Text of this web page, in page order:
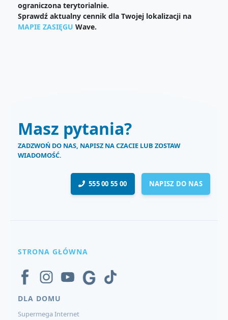
ograniczona terytorialnie.
Sprawdź aktualny cennik dla Twojej lokalizacji na
MAPIE ZASIĘGU Wave.
Masz pytania?
ZADZWOŃ DO NAS, NAPISZ NA CZACIE LUB ZOSTAW
WIADOMOŚĆ.
555 00 55 00 NAPISZ DO NAS
STRONA GŁÓWNA
DLA DOMU
Supermega Internet